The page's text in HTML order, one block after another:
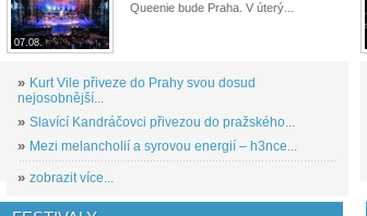
07.08.
Queenie bude Praha. V úterý...
» Kurt Vile přiveze do Prahy svou dosud
nejosobnější...
» Slavící Kandráčovci přivezou do pražského...
» Mezi melancholií a syrovou energií – h3nce...
» zobrazit více...